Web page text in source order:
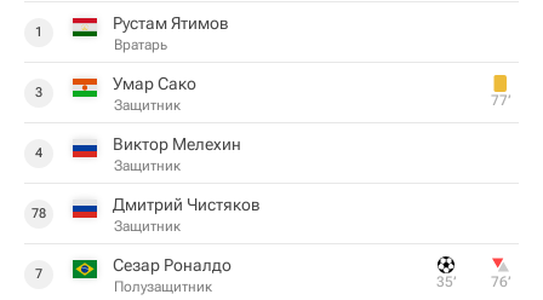
1 Рустам Ятимов
Вратарь
3 Умар Сако
Защитник 77‎’‎
4 Виктор Мелехин
Защитник
78 Дмитрий Чистяков
Защитник
7 Сезар Роналдо
Полузащитник 35‎’‎ 76‎’‎